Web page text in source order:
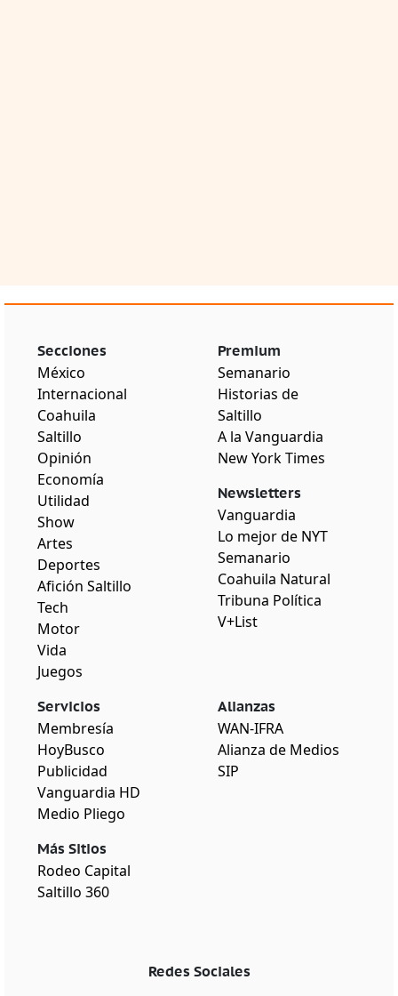
Secciones
México
Internacional
Coahuila
Saltillo
Opinión
Economía
Utilidad
Show
Artes
Deportes
Afición Saltillo
Tech
Motor
Vida
Juegos
Premium
Semanario
Historias de
Saltillo
A la Vanguardia
New York Times
Newsletters
Vanguardia
Lo mejor de NYT
Semanario
Coahuila Natural
Tribuna Política
V+List
Servicios
Membresía
HoyBusco
Publicidad
Vanguardia HD
Medio Pliego
Más Sitios
Rodeo Capital
Saltillo 360
Alianzas
WAN-IFRA
Alianza de Medios
SIP
Redes Sociales